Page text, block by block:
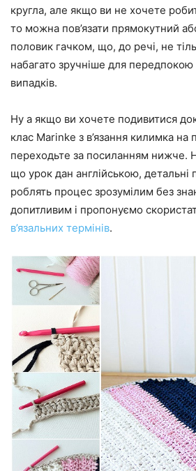
кругла, але якщо ви не хочете
то можна пов’язати прямокутний
половик гачком, що, до речі, не
набагато зручніше для передпокою
випадків.
Ну а якщо ви хочете подивитися
клас Marinke з в’язання килимка на
переходьте за посиланням нижче.
що урок дан англійською, детальні
роблять процес зрозумілим без
допитливим і пропонуємо
в’язальних термінів.